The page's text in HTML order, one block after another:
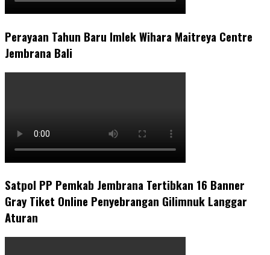
Perayaan Tahun Baru Imlek Wihara Maitreya Centre
Jembrana Bali
Satpol PP Pemkab Jembrana Tertibkan 16 Banner
Gray Tiket Online Penyebrangan Gilimnuk Langgar
Aturan